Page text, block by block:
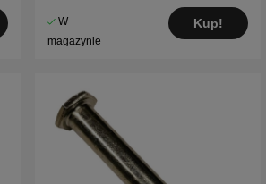
W
magazynie
Kup!